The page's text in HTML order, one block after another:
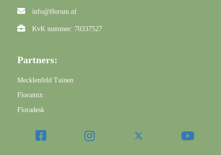
info@florum.nl
KvK nummer: 70337527
Partners:
Mecklenfeld Tuinen
Floramix
Floradesk